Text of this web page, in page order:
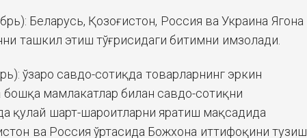
Беларусь, Қозоғистон, Россия ва Украина Ягона
ташкил этиш тўғрисидаги битимни имзолади.
ўзаро савдо-сотиқда товарларнинг эркин
бошқа мамлакатлар билан савдо-сотиқни
қулай шарт-шароитларни яратиш мақсадида
ва Россия ўртасида Божхона иттифоқини тузиш